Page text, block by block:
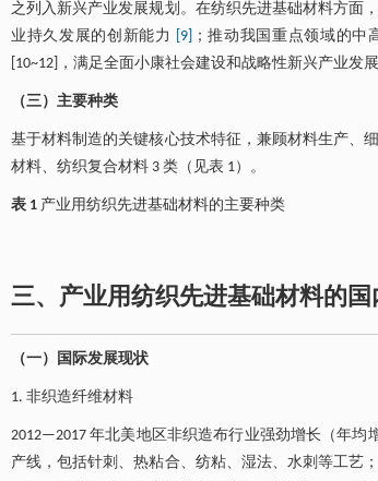
之列入新兴产业发展规划。在纺织先进基础材料方面
业持久发展的创新能力
[9]
；推动我国重点领域的
[10~12]，满足全面小康社会建设和战略性新兴产业发
（三）主要种类
基于材料制造的关键核心技术特征，兼顾材料生产、
材料、纺织复合材料 3 类（见表 1）。
表 1 产业用纺织先进基础材料的主要种类
三、产业用纺织先进基础材料的
（一）国际发展现状
1. 非织造纤维材料
2012—2017 年北美地区非织造布行业强劲增长（年均
产线，包括针刺、热粘合、纺粘、湿法、水刺等工艺